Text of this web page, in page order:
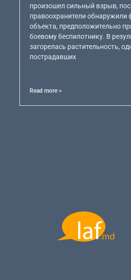
произошел сильный взрыв,
правоохранители обнаружили
объекта, предположительно
боевому беспилотнику. В
загорелась растительность,
пострадавших
Read more >